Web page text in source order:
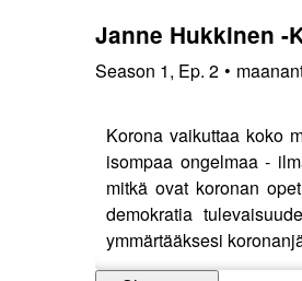
Janne Hukkinen -
Season 1, Ep. 2 •
Korona vaikuttaa koko
isompaa ongelmaa -
mitkä ovat koronan
demokratia
ymmärtääksesi